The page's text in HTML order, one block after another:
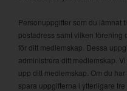
Personuppgifter som du lämnat
postadress samt vilken förening
för ditt medlemskap. Dessa
administrera ditt medlemskap.
upp ditt medlemskap. Om du
spara uppgifterna i ytterligare